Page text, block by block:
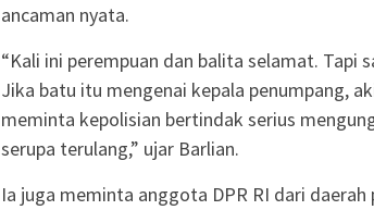
ancaman nyata.
“Kali ini perempuan dan balita selamat. Tapi
Jika batu itu mengenai kepala penumpang,
meminta kepolisian bertindak serius
serupa terulang,” ujar Barlian.
Ia juga meminta anggota DPR RI dari